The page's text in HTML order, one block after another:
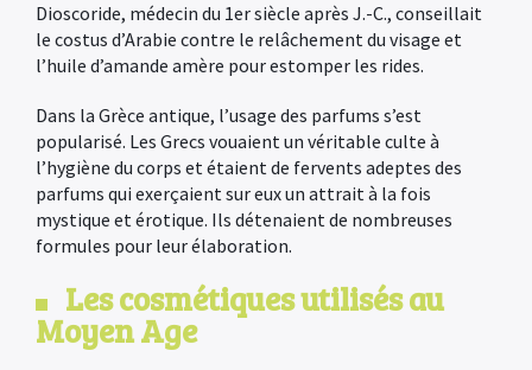
Dioscoride, médecin du 1er siècle après J.-C., conseillait
le costus d’Arabie contre le relâchement du visage et
l’huile d’amande amère pour estomper les rides.
Dans la Grèce antique, l’usage des parfums s’est
popularisé. Les Grecs vouaient un véritable culte à
l’hygiène du corps et étaient de fervents adeptes des
parfums qui exerçaient sur eux un attrait à la fois
mystique et érotique. Ils détenaient de nombreuses
formules pour leur élaboration.
Les cosmétiques utilisés au
Moyen Age
×